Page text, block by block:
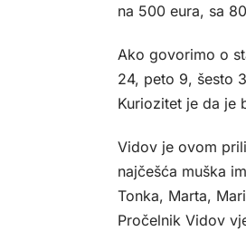
na 500 eura, sa
Ako govorimo o
24, peto 9, šesto
Kuriozitet je da je
Vidov je ovom
najčešća muška
Tonka, Marta,
Pročelnik Vidov